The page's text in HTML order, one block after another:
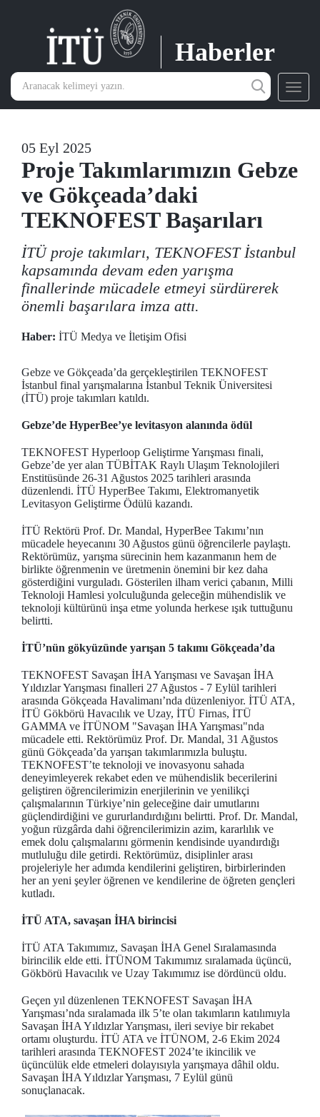
Haberler
05 Eyl 2025
Proje Takımlarımızın Gebze
ve Gökçeada’daki
TEKNOFEST Başarıları
İTÜ proje takımları, TEKNOFEST İstanbul
kapsamında devam eden yarışma
finallerinde mücadele etmeyi sürdürerek
önemli başarılara imza attı.
Haber: İTÜ Medya ve İletişim Ofisi
Gebze ve Gökçeada’da gerçekleştirilen TEKNOFEST
İstanbul final yarışmalarına İstanbul Teknik Üniversitesi
(İTÜ) proje takımları katıldı.
Gebze’de HyperBee’ye levitasyon alanında ödül
TEKNOFEST Hyperloop Geliştirme Yarışması finali,
Gebze’de yer alan TÜBİTAK Raylı Ulaşım Teknolojileri
Enstitüsünde 26-31 Ağustos 2025 tarihleri arasında
düzenlendi. İTÜ HyperBee Takımı, Elektromanyetik
Levitasyon Geliştirme Ödülü kazandı.
İTÜ Rektörü Prof. Dr. Mandal, HyperBee Takımı’nın
mücadele heyecanını 30 Ağustos günü öğrencilerle paylaştı.
Rektörümüz, yarışma sürecinin hem kazanmanın hem de
birlikte öğrenmenin ve üretmenin önemini bir kez daha
gösterdiğini vurguladı. Gösterilen ilham verici çabanın, Milli
Teknoloji Hamlesi yolculuğunda geleceğin mühendislik ve
teknoloji kültürünü inşa etme yolunda herkese ışık tuttuğunu
belirtti.
İTÜ’nün gökyüzünde yarışan 5 takımı Gökçeada’da
TEKNOFEST Savaşan İHA Yarışması ve Savaşan İHA
Yıldızlar Yarışması finalleri 27 Ağustos - 7 Eylül tarihleri
arasında Gökçeada Havalimanı’nda düzenleniyor. İTÜ ATA,
İTÜ Gökbörü Havacılık ve Uzay, İTÜ Firnas, İTÜ
GAMMA ve İTÜNOM "Savaşan İHA Yarışması"nda
mücadele etti. Rektörümüz Prof. Dr. Mandal, 31 Ağustos
günü Gökçeada’da yarışan takımlarımızla buluştu.
TEKNOFEST’te teknoloji ve inovasyonu sahada
deneyimleyerek rekabet eden ve mühendislik becerilerini
geliştiren öğrencilerimizin enerjilerinin ve yenilikçi
çalışmalarının Türkiye’nin geleceğine dair umutlarını
güçlendirdiğini ve gururlandırdığını belirtti. Prof. Dr. Mandal,
yoğun rüzgârda dahi öğrencilerimizin azim, kararlılık ve
emek dolu çalışmalarını görmenin kendisinde uyandırdığı
mutluluğu dile getirdi. Rektörümüz, disiplinler arası
projeleriyle her adımda kendilerini geliştiren, birbirlerinden
her an yeni şeyler öğrenen ve kendilerine de öğreten gençleri
kutladı.
İTÜ ATA, savaşan İHA birincisi
İTÜ ATA Takımımız, Savaşan İHA Genel Sıralamasında
birincilik elde etti. İTÜNOM Takımımız sıralamada üçüncü,
Gökbörü Havacılık ve Uzay Takımımız ise dördüncü oldu.
Geçen yıl düzenlenen TEKNOFEST Savaşan İHA
Yarışması’nda sıralamada ilk 5’te olan takımların katılımıyla
Savaşan İHA Yıldızlar Yarışması, ileri seviye bir rekabet
ortamı oluşturdu. İTÜ ATA ve İTÜNOM, 2-6 Ekim 2024
tarihleri arasında TEKNOFEST 2024’te ikincilik ve
üçüncülük elde etmeleri dolayısıyla yarışmaya dâhil oldu.
Savaşan İHA Yıldızlar Yarışması, 7 Eylül günü
sonuçlanacak.